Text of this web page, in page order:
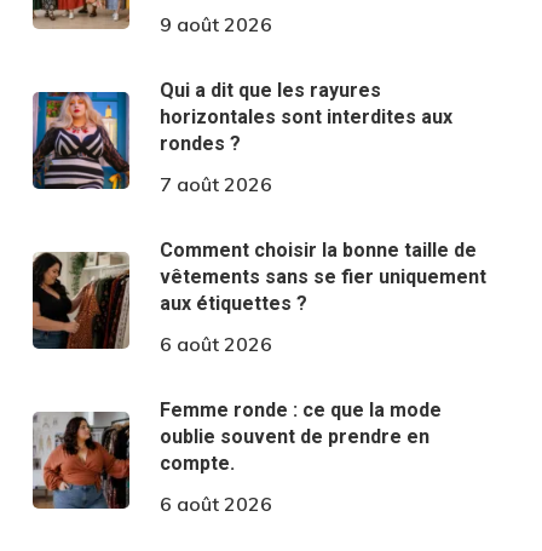
9 août 2026
Qui a dit que les rayures
horizontales sont interdites aux
rondes ?
7 août 2026
Comment choisir la bonne taille de
vêtements sans se fier uniquement
aux étiquettes ?
6 août 2026
Femme ronde : ce que la mode
oublie souvent de prendre en
compte.
6 août 2026